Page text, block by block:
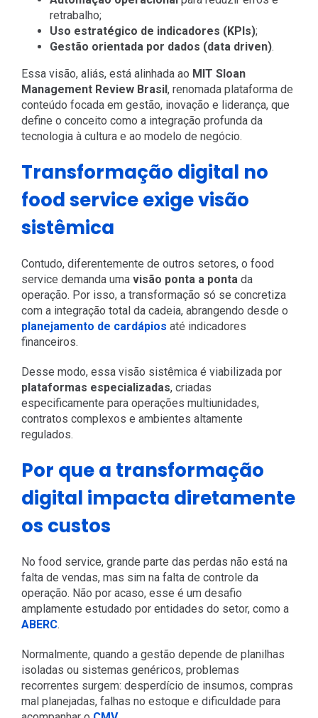
retrabalho;
Uso estratégico de indicadores (KPIs);
Gestão orientada por dados (data driven).
Essa visão, aliás, está alinhada ao MIT Sloan
Management Review Brasil , renomada plataforma de
conteúdo focada em gestão, inovação e liderança, que
define o conceito como a integração profunda da
tecnologia à cultura e ao modelo de negócio.
Transformação digital no
food service exige visão
sistêmica
Contudo, diferentemente de outros setores, o food
service demanda umavisão ponta a pontada
operação. Por isso, a transformação só se concretiza
com a integração total da cadeia, abrangendo desde o
planejamento de cardápios até indicadores
financeiros.
Desse modo, essa visão sistêmica é viabilizada por
plataformas especializadas, criadas
especificamente para operações multiunidades,
contratos complexos e ambientes altamente
regulados.
Por que a transformação
digital impacta diretamente
os custos
No food service, grande parte das perdas não está na
falta de vendas, mas sim na falta de controle da
operação. Não por acaso, esse é um desafio
amplamente estudado por entidades do setor, como a
ABERC.
Normalmente, quando a gestão depende de planilhas
isoladas ou sistemas genéricos, problemas
recorrentes surgem: desperdício de insumos, compras
mal planejadas, falhas no estoque e dificuldade para